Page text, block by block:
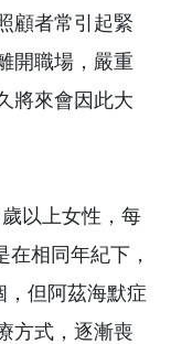
顧者常引起緊
開職場，嚴重
將來會因此大
以上女性，每
相同年紀下，
，但阿茲海默症
方式，逐漸喪